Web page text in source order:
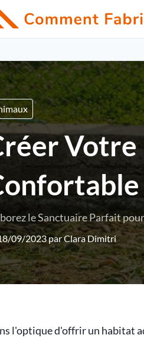
Votre
le Sanctuaire Parfait
09/2023 parClara Dimitri
l'optique d'offrir un habitat